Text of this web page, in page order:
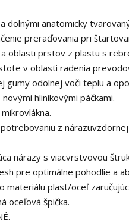
dolnými anatomicky
preraďovania pri
oblasti prstov z plastu s
v oblasti radenia
gumy odolnej voči teplu a
hliníkovými páčkami.
z
nárazy s viacvrstvovou
pre optimálne pohodlie a
materiálu plast/oceľ
oceľová špička.